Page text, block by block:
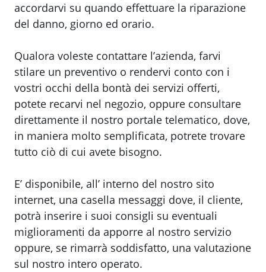
accordarvi su quando effettuare la riparazione
del danno, giorno ed orario.
Qualora voleste contattare l’azienda, farvi
stilare un preventivo o rendervi conto con i
vostri occhi della bontà dei servizi offerti,
potete recarvi nel negozio, oppure consultare
direttamente il nostro portale telematico, dove,
in maniera molto semplificata, potrete trovare
tutto ciò di cui avete bisogno.
E’ disponibile, all’ interno del nostro sito
internet, una casella messaggi dove, il cliente,
potrà inserire i suoi consigli su eventuali
miglioramenti da apporre al nostro servizio
oppure, se rimarrà soddisfatto, una valutazione
sul nostro intero operato.